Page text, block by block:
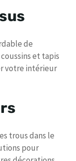
de
et tapis
votre intérieur
trous dans le
pour